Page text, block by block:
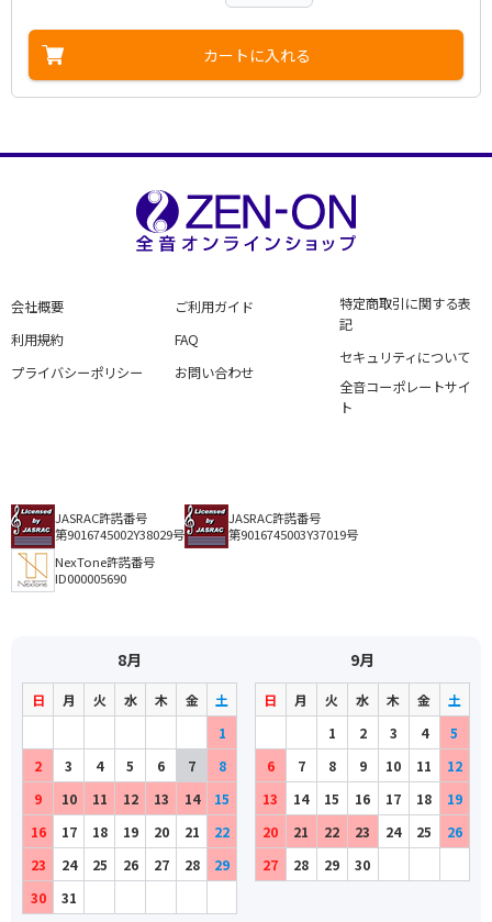
カートに入れる
会社概要
利用規約
プライバシーポリシー
ご利用ガイド
FAQ
お問い合わせ
特定商取引に関する表
記
セキュリティについて
全音コーポレートサイ
ト
JASRAC許諾番号
第9016745002Y38029号
JASRAC許諾番号
第9016745003Y37019号
NexTone許諾番号
ID000005690
8月
日 月 火 水 木 金
土
1
2
3 4 5 6 7
8
9
10 11 12 13 14
15
16
17 18 19 20 21
22
23
24 25 26 27 28
29
30
31
9月
日 月 火 水 木 金
土
1
2 3 4
5
6
7 8 9 10 11
12
13
14 15 16 17 18
19
20
21 22 23 24 25
26
27
28 29 30